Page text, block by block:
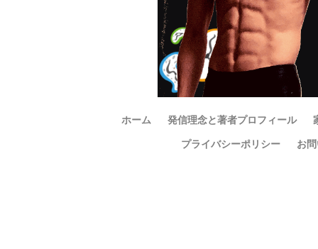
ホーム 発信理念と著者プロフィール
プライバシーポリシー
お